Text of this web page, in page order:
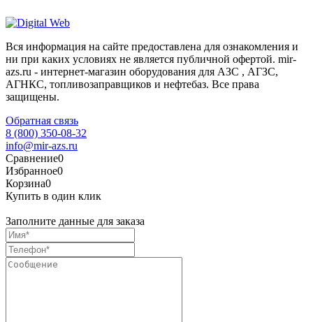
Вся информация на сайте предоставлена для ознакомления и
ни при каких условиях не является публичной офертой. mir-
azs.ru - интернет-магазин оборудования для АЗС , АГЗС,
АГНКС, топливозаправщиков и нефтебаз. Все права
защищены.
Обратная связь
8 (800) 350-08-32
info@mir-azs.ru
Сравнение0
Избранное0
Корзина0
Купить в один клик
Заполните данные для заказа